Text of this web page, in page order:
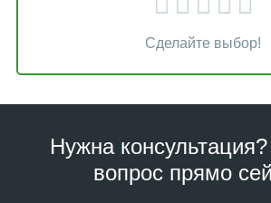
Сделайте выбор!
Нужна
вопрос прямо